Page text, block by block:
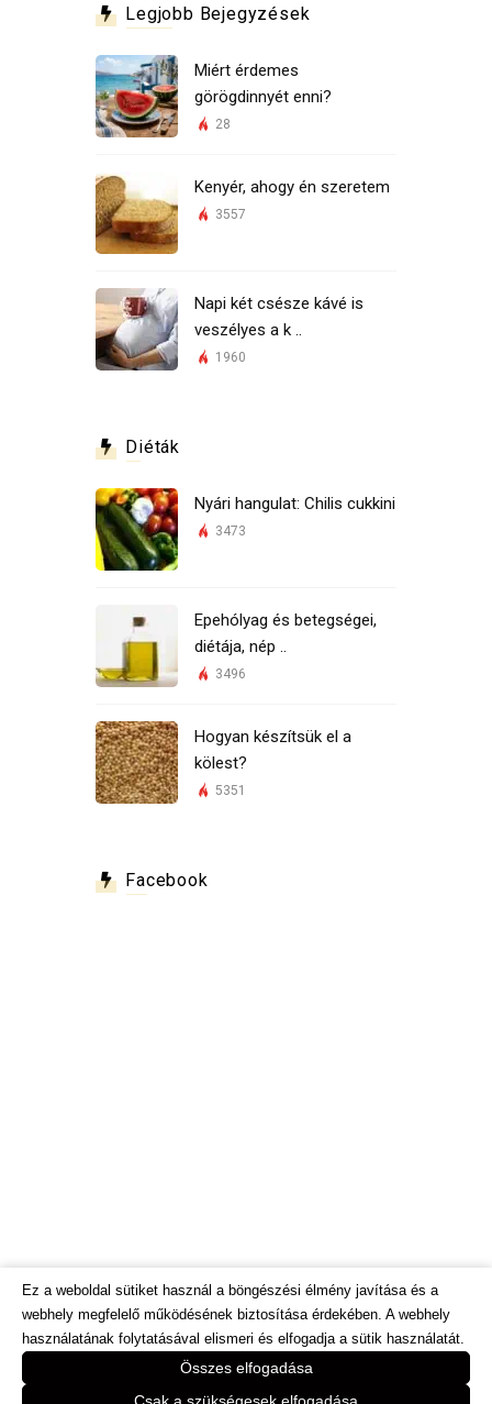
Legjobb Bejegyzések
Miért érdemes
görögdinnyét enni?
28
Kenyér, ahogy én szeretem
3557
Napi két csésze kávé is
veszélyes a k ..
1960
Diéták
Nyári hangulat: Chilis cukkini
3473
Epehólyag és betegségei,
diétája, nép ..
3496
Hogyan készítsük el a
kölest?
5351
Facebook
© Dietinfo.hu 2026. Minden jog fenntartva.
Webáruház és honlap fejlesztés:
Ez a weboldal sütiket használ a böngészési élmény javítása és a
webhely megfelelő működésének biztosítása érdekében. A webhely
használatának folytatásával elismeri és elfogadja a sütik használatát.
Összes elfogadása